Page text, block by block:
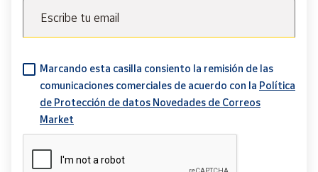
Escribe tu email
Marcando esta casilla consiento la remisión de las
comunicaciones comerciales de acuerdo con la Política
de Protección de datos Novedades de Correos
Market